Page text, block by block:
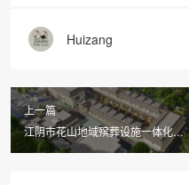
Huizang
上一篇
江阴市花山地域殡葬设施一体化建
设智能化软硬件集成项目的公开招